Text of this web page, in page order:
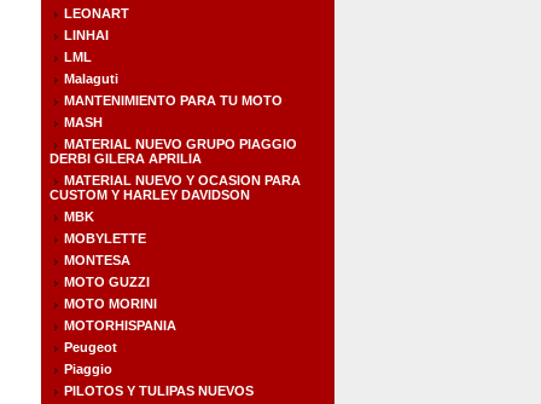
LEONART
LINHAI
LML
Malaguti
MANTENIMIENTO PARA TU MOTO
MASH
MATERIAL NUEVO GRUPO PIAGGIO
DERBI GILERA APRILIA
MATERIAL NUEVO Y OCASION PARA
CUSTOM Y HARLEY DAVIDSON
MBK
MOBYLETTE
MONTESA
MOTO GUZZI
MOTO MORINI
MOTORHISPANIA
Peugeot
Piaggio
PILOTOS Y TULIPAS NUEVOS